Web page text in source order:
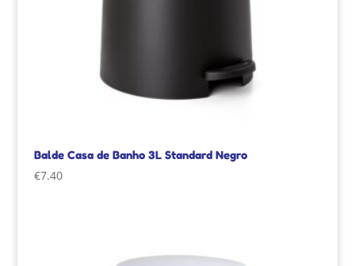
Balde Casa de Banho 3L Standard Negro
€7.40